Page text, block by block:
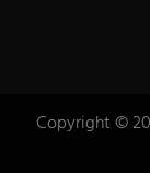
Copyright ©